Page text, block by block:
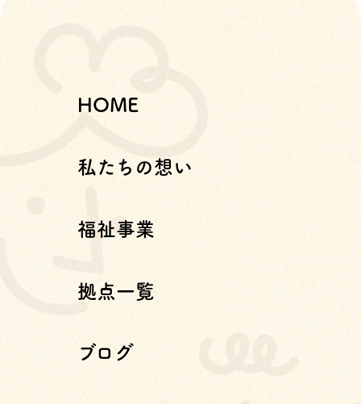
HOME
私たちの想い
福祉事業
拠点一覧
ブログ